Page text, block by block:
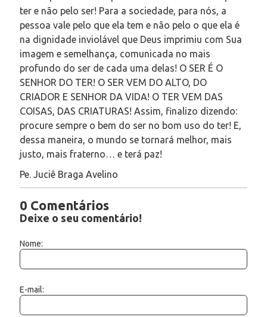
ter e não pelo ser! Para a sociedade, para nós, a
pessoa vale pelo que ela tem e não pelo o que ela é
na dignidade inviolável que Deus imprimiu com Sua
imagem e semelhança, comunicada no mais
profundo do ser de cada uma delas! O SER É O
SENHOR DO TER! O SER VEM DO ALTO, DO
CRIADOR E SENHOR DA VIDA! O TER VEM DAS
COISAS, DAS CRIATURAS! Assim, finalizo dizendo:
procure sempre o bem do ser no bom uso do ter! E,
dessa maneira, o mundo se tornará melhor, mais
justo, mais fraterno… e terá paz!
Pe. Juciê Braga Avelino
0 Comentários
Deixe o seu comentário!
Nome:
E-mail: